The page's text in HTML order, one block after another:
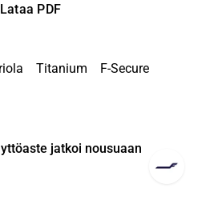
Lataa PDF
Titanium
F-Secure
jatkoi nousuaan